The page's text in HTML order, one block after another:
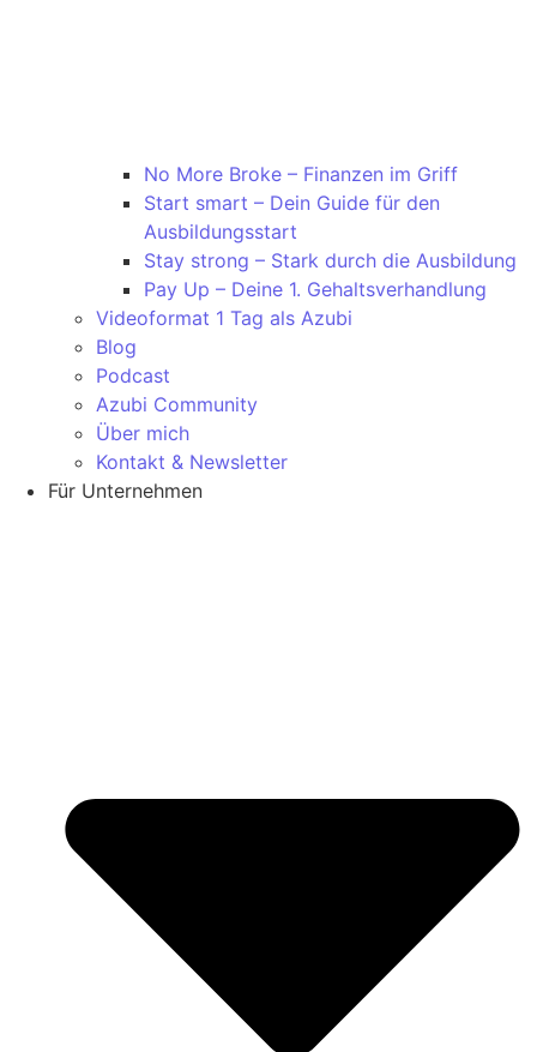
No More Broke – Finanzen im Griff
Start smart – Dein Guide für den
Ausbildungsstart
Stay strong – Stark durch die Ausbildung
Pay Up – Deine 1. Gehaltsverhandlung
Videoformat 1 Tag als Azubi
Blog
Podcast
Azubi Community
Über mich
Kontakt & Newsletter
Für Unternehmen